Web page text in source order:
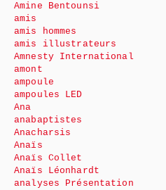
Amine Bentounsi
amis
amis hommes
amis illustrateurs
Amnesty International
amont
ampoule
ampoules LED
Ana
anabaptistes
Anacharsis
Anaïs
Anaïs Collet
Anaïs Léonhardt
analyses Présentation